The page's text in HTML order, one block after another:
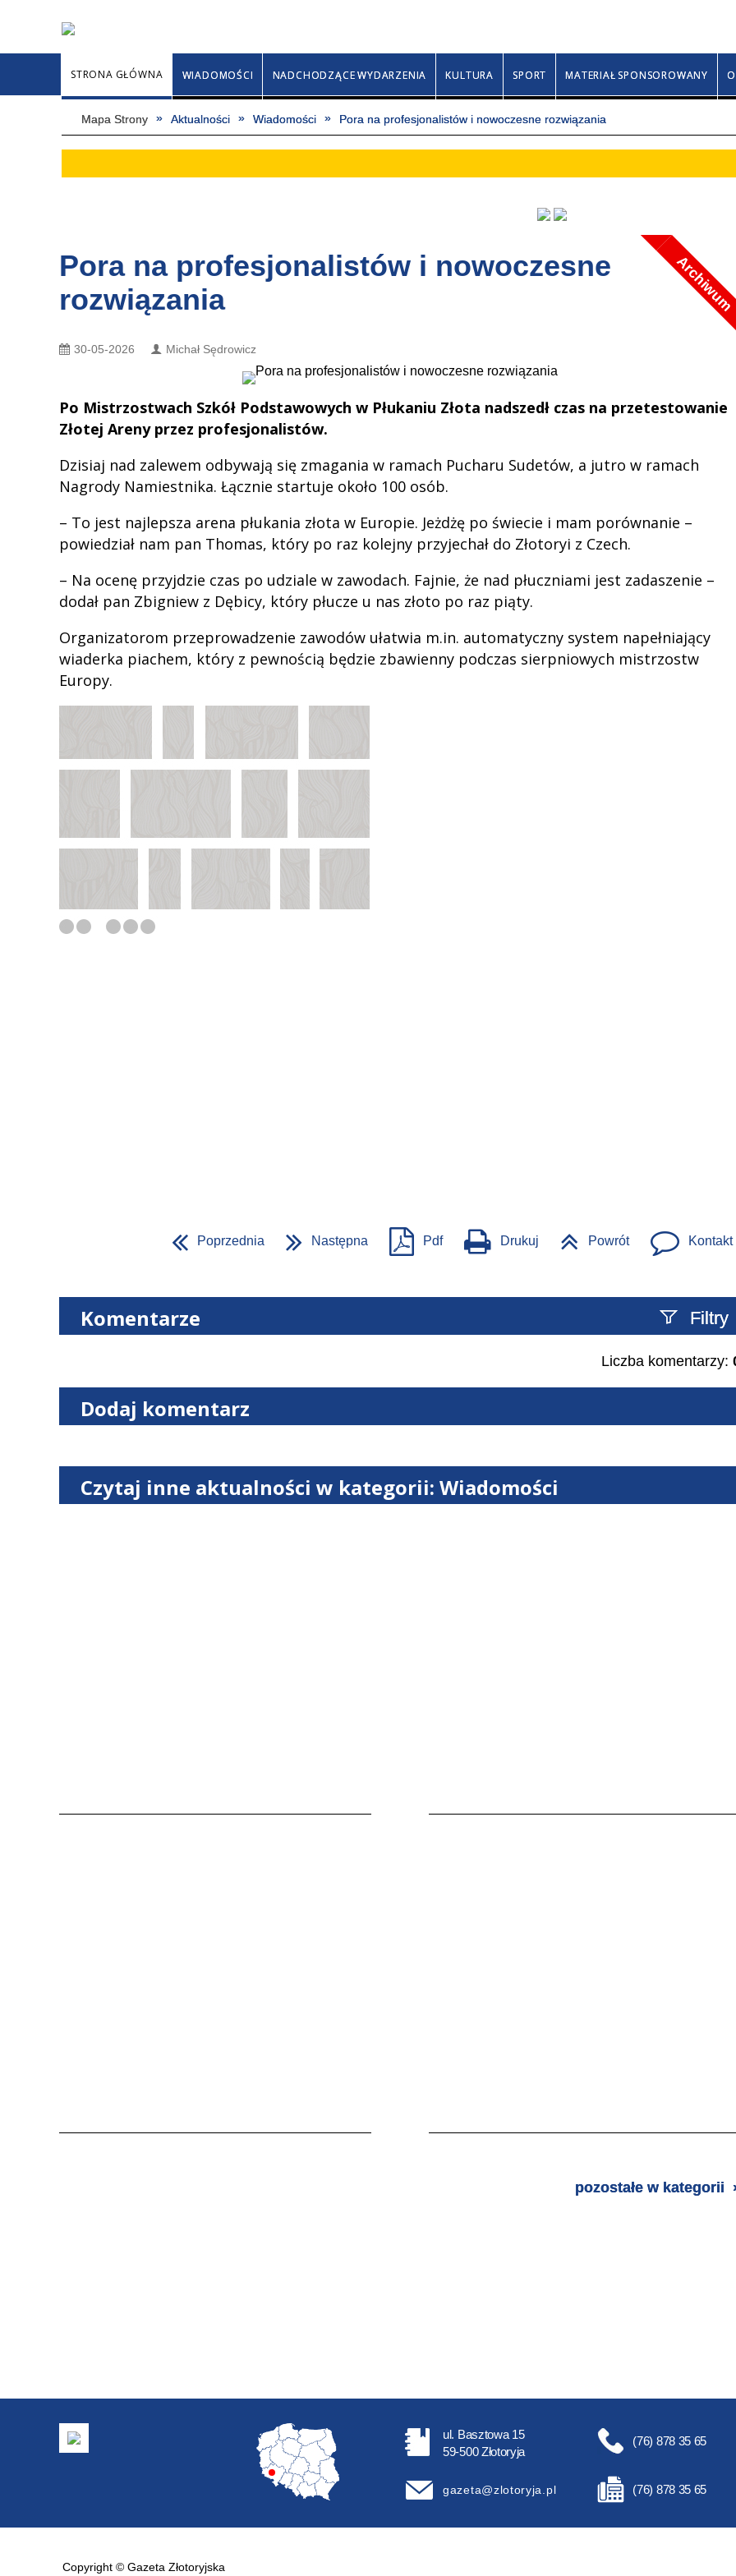
Niedziela, 9 sierpnia 2026 Klary, Romana,
STRONA GŁÓWNA WIADOMOŚCI NADCHODZĄCE WYDARZENIA KULTURA SPORT MATERIAŁ SPONSOROWANY
Mapa Strony Aktualności Wiadomości Pora na profesjonalistów i nowoczesne rozwiązania
Pora na profesjonalistów i nowoczesne
rozwiązania
30-05-2026 Michał Sędrowicz
Archiwum
Po Mistrzostwach Szkół Podstawowych w Płukaniu Złota nadszedł czas na przetestowanie
Złotej Areny przez profesjonalistów.
Dzisiaj nad zalewem odbywają się zmagania w ramach Pucharu Sudetów, a jutro w ramach
Nagrody Namiestnika. Łącznie startuje około 100 osób.
– To jest najlepsza arena płukania złota w Europie. Jeżdżę po świecie i mam porównanie –
powiedział nam pan Thomas, który po raz kolejny przyjechał do Złotoryi z Czech.
– Na ocenę przyjdzie czas po udziale w zawodach. Fajnie, że nad płuczniami jest zadaszenie –
dodał pan Zbigniew z Dębicy, który płucze u nas złoto po raz piąty.
Organizatorom przeprowadzenie zawodów ułatwia m.in. automatyczny system napełniający
wiaderka piachem, który z pewnością będzie zbawienny podczas sierpniowych mistrzostw
Europy.
Poprzednia Następna Pdf Drukuj Powrót Kontakt
Komentarze Filtry
Szukany tekst
Liczba komentarzy:
Dodaj komentarz
Czytaj inne aktualności w kategorii: Wiadomości
pozostałe w kategorii
ul. Basztowa 15
59-500 Złotoryja
gazeta@zlotoryja.pl
(76) 878 35 65
(76) 878 35 65
Copyright © Gazeta Złotoryjska